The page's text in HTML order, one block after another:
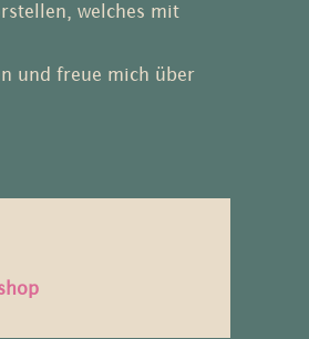
welches mit
und freue mich über